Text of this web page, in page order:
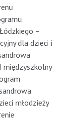
–
dla dzieci i
międzyszkolny
młodzieży